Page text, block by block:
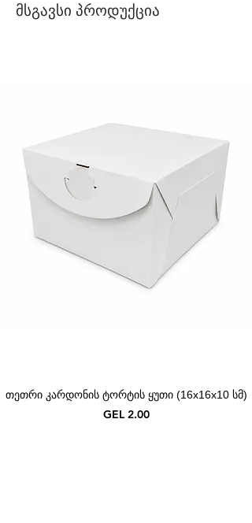
მსგავსი პროდუქცია
თეთრი კარდონის ტორტის ყუთი (16x16x10 სმ)
Price
GEL 2.00